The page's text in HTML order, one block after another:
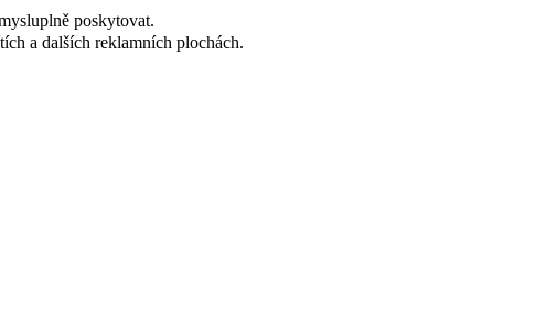
poskytovat.
a dalších reklamních plochách.